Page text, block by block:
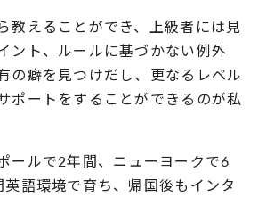
教えることができ、上級者には見
ント、ルールに基づかない例外
の癖を見つけだし、更なるレベル
ポートをすることができるのが私
ールで2年間、ニューヨークで6
語環境で育ち、帰国後もインタ